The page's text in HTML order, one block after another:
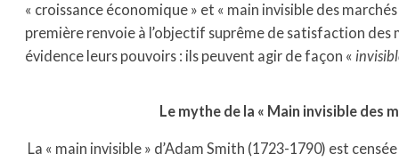
« croissance économique » et « main invisible des
première renvoie à l’objectif suprême de satisfaction des
évidence leurs pouvoirs : ils peuvent agir de façon «
Le mythe de la « Main invisible des
La « main invisible » d’Adam Smith (1723-1790) est